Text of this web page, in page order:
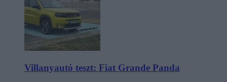
Villanyautó teszt: Fiat Grande Panda